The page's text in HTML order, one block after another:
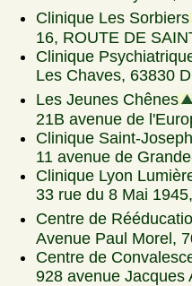
Clinique Les Sorbiers
16, ROUTE DE
Clinique
Les Chaves, 63830
Les Jeunes Chênes
21B avenue de
Clinique Saint-Joseph
11 avenue de
Clinique Lyon
33 rue du 8 Mai
Centre de
Avenue Paul Morel,
Centre de
928 avenue Jacques